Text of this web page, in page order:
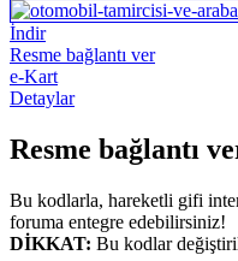
İndir
Resme bağlantı ver
e-Kart
Detaylar
Resme bağlantı
Bu kodlarla, hareketli gifi
foruma entegre edebilirsiniz!
DİKKAT: Bu kodlar